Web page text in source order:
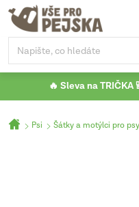
Přejít
obsah
🔥 Sleva na TRIČKA
Domů
Psi Šátky a motýlci pro psy